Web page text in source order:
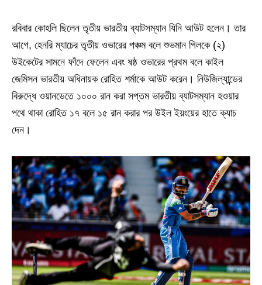
রবিবার কোহলি ছিলেন তৃতীয় ভারতীয় ব্যাটসম্যান যিনি আউট হলেন। তার
আগে, হেনরি ম্যাচের তৃতীয় ওভারের পঞ্চম বলে শুভমান গিলকে (২)
উইকেটের সামনে ফাঁদে ফেলেন এবং ষষ্ঠ ওভারের প্রথম বলে কাইল
জেমিসন ভারতীয় অধিনায়ক রোহিত শর্মাকে আউট করেন। নিউজিল্যান্ডের
বিরুদ্ধে ওয়ানডেতে ১০০০ রান করা সপ্তম ভারতীয় ব্যাটসম্যান হওয়ার
পথে থাকা রোহিত ১৭ বলে ১৫ রান করার পর উইল ইয়ংয়ের হাতে ক্যাচ
দেন।